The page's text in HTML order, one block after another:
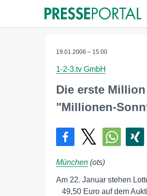
19.01.2006 – 15:00
1-2-3.tv GmbH
Die erste
"Millionen-
München (ots)
Am 22. Januar stehen
49,50 Euro auf dem